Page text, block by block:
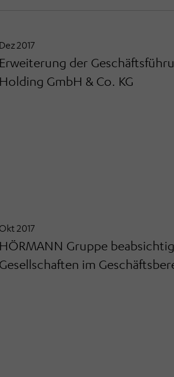
Dez 2017
Erweiterung der
Holding GmbH & Co. KG
Okt 2017
HÖRMANN Gruppe
Gesellschaften im